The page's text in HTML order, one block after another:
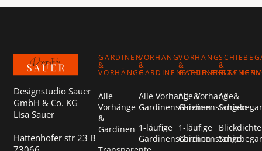
Designstudio Sauer
GmbH & Co. KG
Lisa Sauer
Hattenhofer str 23 B
GARDINEN
&
VORHÄNGE
Alle
Vorhänge
&
Gardinen
VORHANG-
&
GARDINENSCHIENEN
Alle Vorhang- &
Gardinenschienen
1-läufige
Gardinenschienen
VORHANG-
&
GARDINENSTANGEN
Alle Vorhang- &
Gardinenstangen
1-läufige
Gardinenstange
&
Alle
Blickdichte